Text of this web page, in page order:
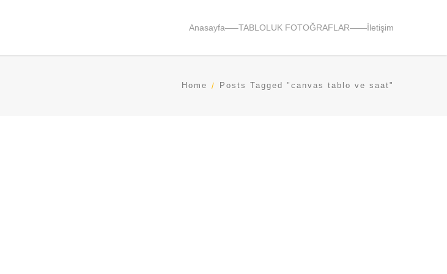
Anasayfa—–TABLOLUK FOTOĞRAFLAR——İletişim
Home Posts Tagged "canvas tablo ve saat"